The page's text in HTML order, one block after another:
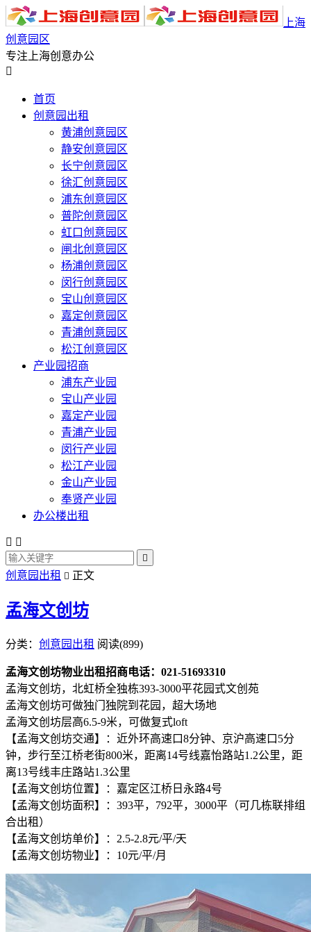
上海
创意园区
专注上海创意办公

首页
创意园出租
黄浦创意园区
静安创意园区
长宁创意园区
徐汇创意园区
浦东创意园区
普陀创意园区
虹口创意园区
闸北创意园区
杨浦创意园区
闵行创意园区
宝山创意园区
嘉定创意园区
青浦创意园区
松江创意园区
产业园招商
浦东产业园
宝山产业园
嘉定产业园
青浦产业园
闵行产业园
松江产业园
金山产业园
奉贤产业园
办公楼出租
 

创意园出租  正文
孟海文创坊
分类： 创意园出租 阅读(899)
孟海文创坊物业出租招商电话：021-51693310
孟海文创坊，北虹桥全独栋393-3000平花园式文创苑
孟海文创坊可做独门独院到花园，超大场地
孟海文创坊层高6.5-9米，可做复式loft
【孟海文创坊交通】：近外环高速口8分钟、京沪高速口5分
钟，步行至江桥老街800米，距离14号线嘉怡路站1.2公里，距
离13号线丰庄路站1.3公里
【孟海文创坊位置】：嘉定区江桥日永路4号
【孟海文创坊面积】：393平，792平，3000平（可几栋联排组
合出租）
【孟海文创坊单价】：2.5-2.8元/平/天
【孟海文创坊物业】：10元/平/月